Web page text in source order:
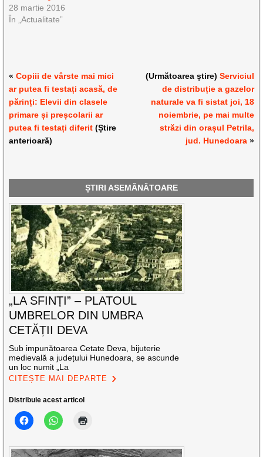
28 martie 2016
În „Actualitate”
«Copiii de vârste mai mici
ar putea fi testați acasă, de
părinți: Elevii din clasele
primare și preșcolarii ar
putea fi testați diferit (Știre
anterioară)
(Următoarea știre) Serviciul
de distribuție a gazelor
naturale va fi sistat joi, 18
noiembrie, pe mai multe
străzi din orașul Petrila,
jud. Hunedoara»
ȘTIRI ASEMĂNĂTOARE
„LA SFINȚI” – PLATOUL
UMBRELOR DIN UMBRA
CETĂȚII DEVA
Sub impunătoarea Cetate Deva, bijuterie
medievală a județului Hunedoara, se ascunde
un loc numit „La
CITEȘTE MAI DEPARTE
Distribuie acest articol